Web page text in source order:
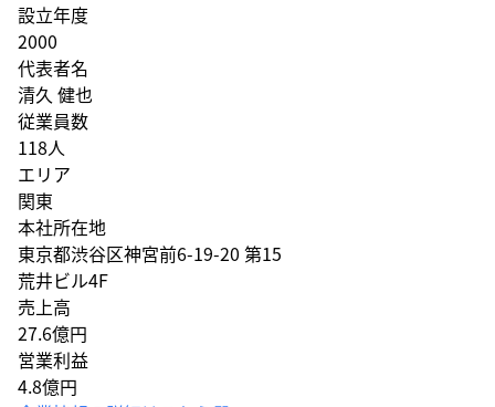
設立年度
2000
代表者名
清久 健也
従業員数
118人
エリア
関東
本社所在地
東京都渋谷区神宮前6-19-20 第15
荒井ビル4F
売上高
27.6億円
営業利益
4.8億円